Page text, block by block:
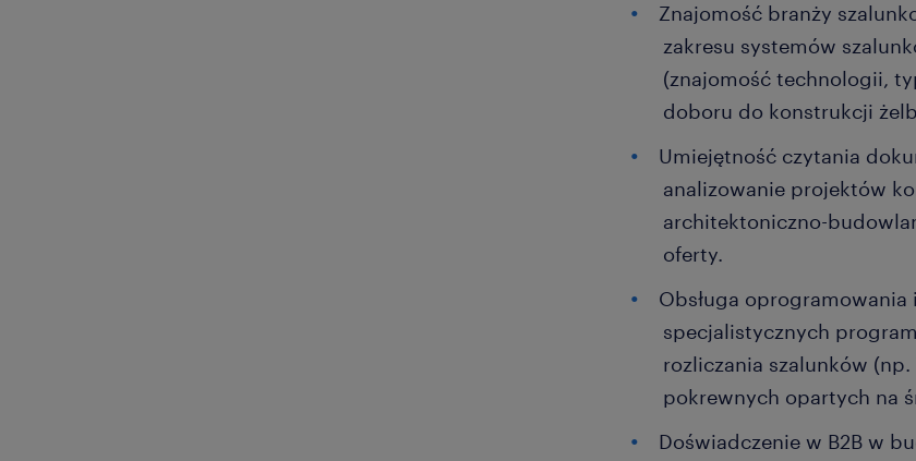
Znajomość branży
zakresu systemów
(znajomość technologii,
doboru do konstrukcji
Umiejętność czytania
analizowanie projektów
architektoniczno-
oferty.
Obsługa
specjalistycznych
rozliczania szalunków (np.
pokrewnych opartych na
Doświadczenie w B2B w